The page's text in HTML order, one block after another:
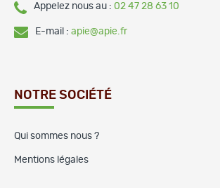
Appelez nous au : 02 47 28 63 10
E-mail : apie@apie.fr
NOTRE SOCIÉTÉ
Qui sommes nous ?
Mentions légales